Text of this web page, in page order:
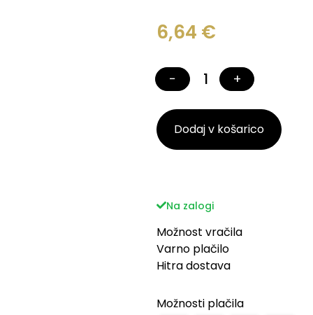
6,64 €
− +
Dodaj v košarico
Na zalogi
Možnost vračila
Varno plačilo
Hitra dostava
Možnosti plačila